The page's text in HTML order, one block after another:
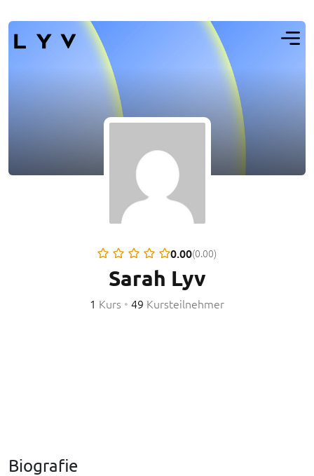
0.00(0.00)
Sarah Lyv
1 Kurs • 49 Kursteilnehmer
Biografie